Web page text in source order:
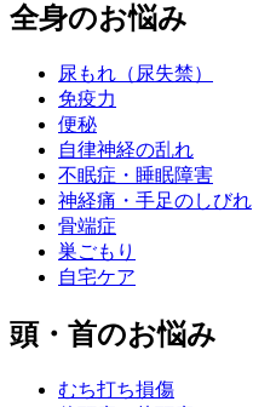
全身のお悩み
尿もれ（尿失禁）
免疫力
便秘
自律神経の乱れ
不眠症・睡眠障害
神経痛・手足のしびれ
骨端症
巣ごもり
自宅ケア
頭・首のお悩み
むち打ち損傷